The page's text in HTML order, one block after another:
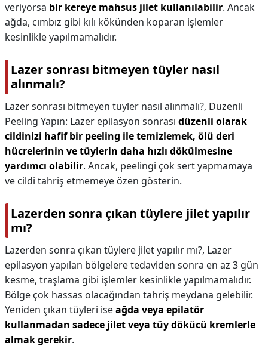
veriyorsa bir kereye mahsus jilet kullanılabilir. Ancak
ağda, cımbız gibi kılı kökünden koparan işlemler
kesinlikle yapılmamalıdır.
Lazer sonrası bitmeyen tüyler nasıl
alınmalı?
Lazer sonrası bitmeyen tüyler nasıl alınmalı?, Düzenli
Peeling Yapın: Lazer epilasyon sonrası düzenli olarak
cildinizi hafif bir peeling ile temizlemek, ölü deri
hücrelerinin ve tüylerin daha hızlı dökülmesine
yardımcı olabilir. Ancak, peelingi çok sert yapmamaya
ve cildi tahriş etmemeye özen gösterin.
Lazerden sonra çıkan tüylere jilet yapılır
mı?
Lazerden sonra çıkan tüylere jilet yapılır mı?, Lazer
epilasyon yapılan bölgelere tedaviden sonra en az 3 gün
kesme, traşlama gibi işlemler kesinlikle yapılmamalıdır.
Bölge çok hassas olacağından tahriş meydana gelebilir.
Yeniden çıkan tüyleri iseağda veya epilatör
kullanmadan sadece jilet veya tüy dökücü kremlerle
almak gerekir.